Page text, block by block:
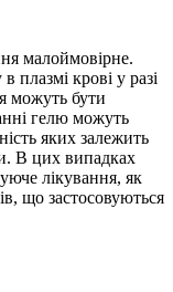
малоймовірне.
плазмі крові у разі
можуть бути
гелю можуть
яких залежить
В цих випадках
лікування, як
що застосовуються